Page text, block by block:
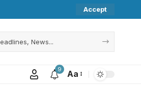
Accept
9 Aa